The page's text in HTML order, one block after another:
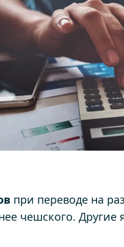
при переводе на
чешского. Другие